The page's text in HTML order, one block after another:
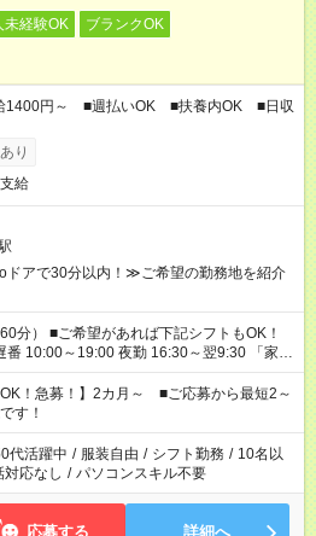
未経験OK
ブランクOK
1400円～ ■週払いOK ■扶養内OK ■日収
り
給
ドアで30分以内！≫ご希望の勤務地を紹介
フトもOK！
10:00～19:00 夜勤 16:30～翌9:30 「家族
」 「余裕を持って夕飯の準備がしたい」
たくない」 など、ご希望を教えてください
の勤務時間。 合計で週40時間を超える場
。
OK！急募！】2カ月～ ■ご応募から最短2～
す！
代活躍中 / 服装自由 / シフト勤務 / 10名以
対応なし / パソコンスキル不要
応募する 詳細へ